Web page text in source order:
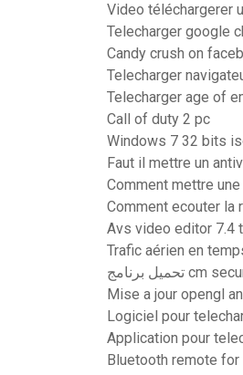
Video téléchargerer
Telecharger google
Candy crush on
Telecharger
Telecharger age of
Call of duty 2 pc
Windows 7 32 bits
Faut il mettre un
Comment mettre
Comment ecouter la
Avs video editor 7.4
Trafic aérien en
Mise a jour opengl
Logiciel pour
Application pour
Bluetooth remote